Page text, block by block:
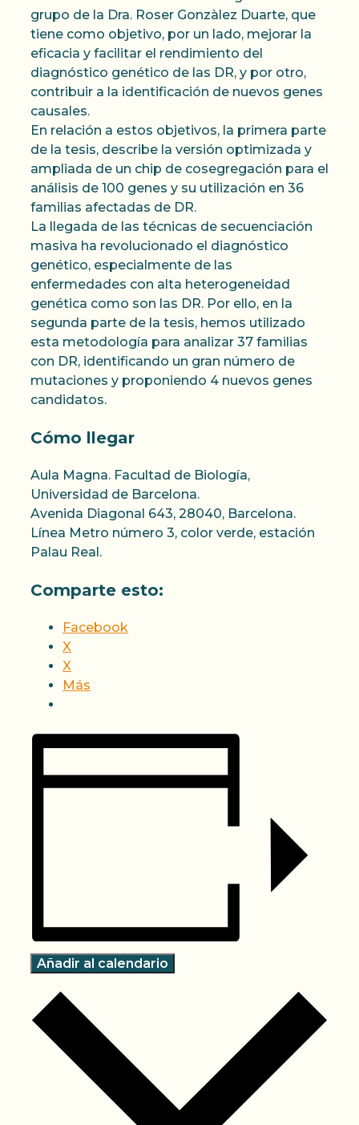
grupo de la Dra. Roser Gonzàlez Duarte, que
tiene como objetivo, por un lado, mejorar la
eficacia y facilitar el rendimiento del
diagnóstico genético de las DR, y por otro,
contribuir a la identificación de nuevos genes
causales.
En relación a estos objetivos, la primera parte
de la tesis, describe la versión optimizada y
ampliada de un chip de cosegregación para el
análisis de 100 genes y su utilización en 36
familias afectadas de DR.
La llegada de las técnicas de secuenciación
masiva ha revolucionado el diagnóstico
genético, especialmente de las
enfermedades con alta heterogeneidad
genética como son las DR. Por ello, en la
segunda parte de la tesis, hemos utilizado
esta metodología para analizar 37 familias
con DR, identificando un gran número de
mutaciones y proponiendo 4 nuevos genes
candidatos.
Cómo llegar
Aula Magna. Facultad de Biología,
Universidad de Barcelona.
Avenida Diagonal 643, 28040, Barcelona.
Línea Metro número 3, color verde, estación
Palau Real.
Comparte esto:
Facebook
X
X
Más
Añadir al calendario